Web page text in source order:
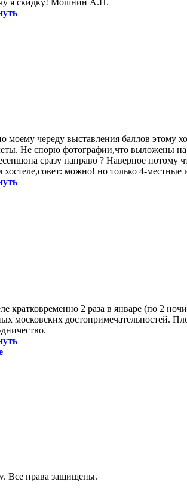
моему череду выставления баллов этому
Не спорю фотографии,что выложены
сразу направо ? Наверное
хостеле,совет: можно! но только 4-
кратковременно 2 раза в январе (по 2
московских достопримечательностей.
Все права защищены.